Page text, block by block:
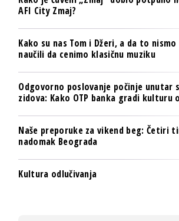
AFI City Zmaj?
Kako su nas Tom i Džeri, a da to
naučili da cenimo klasičnu muziku
Odgovorno poslovanje počinje unutar
zidova: Kako OTP banka gradi kulturu
Naše preporuke za vikend beg: Četiri
nadomak Beograda
Kultura odlučivanja